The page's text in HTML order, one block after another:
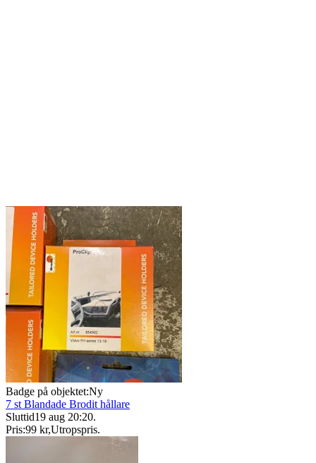
Badge på objektet:Ny
7 st Blandade Brodit hållare
Sluttid19 aug 20:20.
Pris:99 kr,Utropspris.